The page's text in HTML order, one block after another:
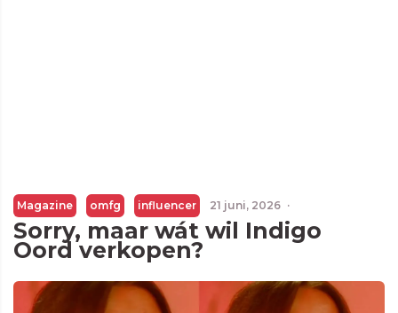
Magazine omfg influencer 21 juni, 2026 ·
Sorry, maar wát wil Indigo
Oord verkopen?